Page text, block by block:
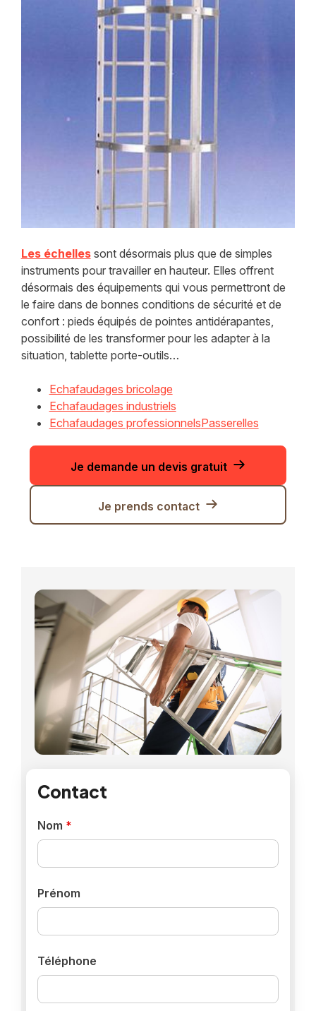
Les échellessont désormais plus que de simples
instruments pour travailler en hauteur. Elles offrent
désormais des équipements qui vous permettront de
le faire dans de bonnes conditions de sécurité et de
confort : pieds équipés de pointes antidérapantes,
possibilité de les transformer pour les adapter à la
situation, tablette porte-outils…
Echafaudages bricolage
Echafaudages industriels
Echafaudages professionnelsPasserelles
Je demande un devis gratuit
Je prends contact
Contact
Nom *
Prénom
Téléphone